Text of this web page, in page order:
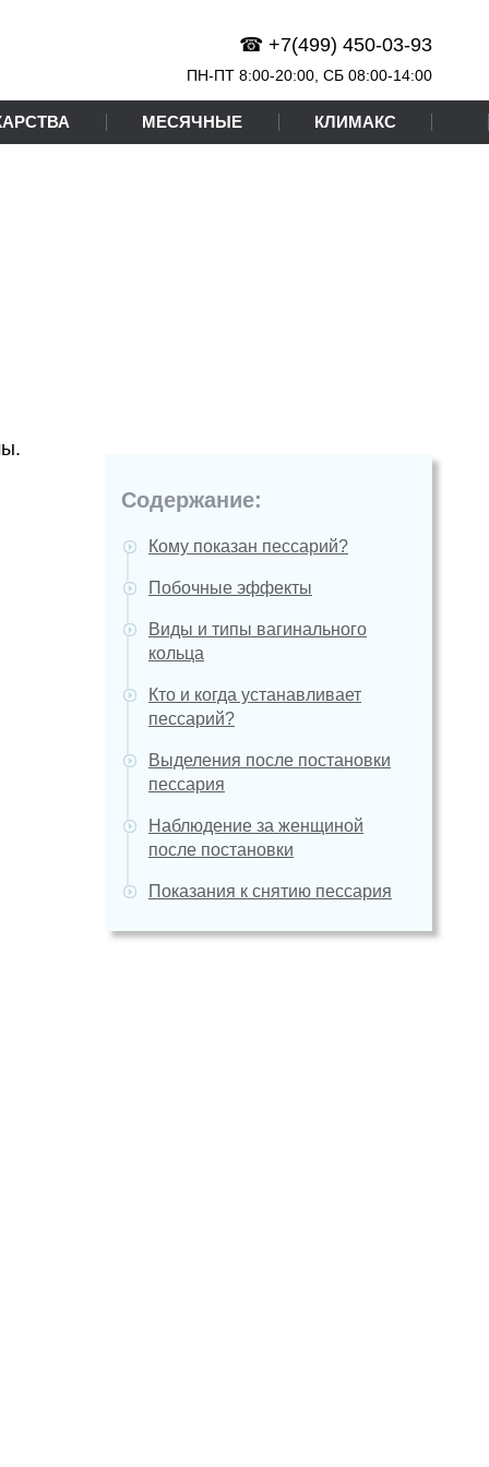
☎ +7(499) 450-03-93
ПН-ПТ 8:00-20:00, СБ 08:00-14:00
МЕСЯЧНЫЕ КЛИМАКС
Содержание:
Кому показан пессарий?
Побочные эффекты
Виды и типы вагинального
кольца
Кто и когда устанавливает
пессарий?
Выделения после постановки
пессария
Наблюдение за женщиной
после постановки
Показания к снятию пессария